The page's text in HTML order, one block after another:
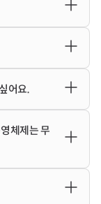
.
)
가기)
래밍에 대한 기본
그래밍 시대에
로가기)
상단
프로필 이
어요.
어요.
는 가장 작은 단
체제는 무